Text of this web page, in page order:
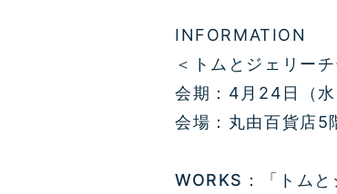
INFORMATION
＜トムとジェリー
会期：4月24日（水
会場：丸由百貨店5
WORKS：「トムと